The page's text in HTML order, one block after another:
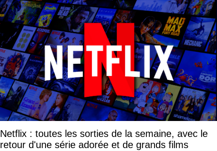
Netflix : toutes les sorties de la semaine, avec le
retour d'une série adorée et de grands films